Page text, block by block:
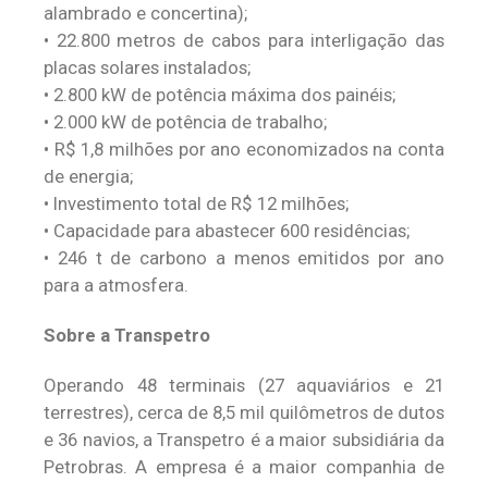
alambrado e concertina);
• 22.800 metros de cabos para interligação das
placas solares instalados;
• 2.800 kW de potência máxima dos painéis;
• 2.000 kW de potência de trabalho;
• R$ 1,8 milhões por ano economizados na conta
de energia;
• Investimento total de R$ 12 milhões;
• Capacidade para abastecer 600 residências;
• 246 t de carbono a menos emitidos por ano
para a atmosfera.
Sobre a Transpetro
Operando 48 terminais (27 aquaviários e 21
terrestres), cerca de 8,5 mil quilômetros de dutos
e 36 navios, a Transpetro é a maior subsidiária da
Petrobras. A empresa é a maior companhia de